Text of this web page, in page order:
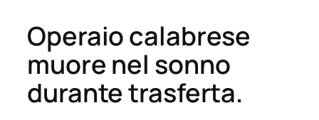
Operaio calabrese
muore nel sonno
durante trasferta.